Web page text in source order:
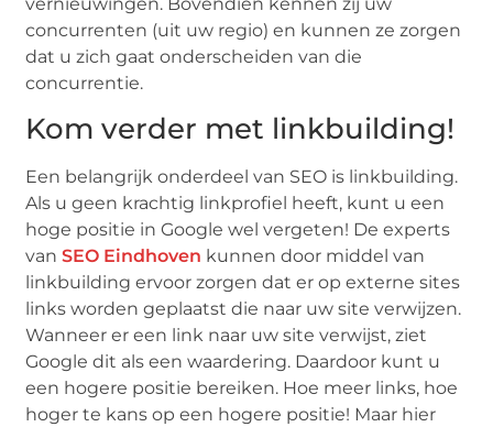
concurrenten (uit uw regio) en kunnen ze zorgen
dat u zich gaat onderscheiden van die
concurrentie.
Kom verder met linkbuilding!
Een belangrijk onderdeel van SEO is linkbuilding.
Als u geen krachtig linkprofiel heeft, kunt u een
hoge positie in Google wel vergeten! De experts
vanSEO Eindhoven kunnen door middel van
linkbuilding ervoor zorgen dat er op externe sites
links worden geplaatst die naar uw site verwijzen.
Wanneer er een link naar uw site verwijst, ziet
Google dit als een waardering. Daardoor kunt u
een hogere positie bereiken. Hoe meer links, hoe
hoger te kans op een hogere positie! Maar hier